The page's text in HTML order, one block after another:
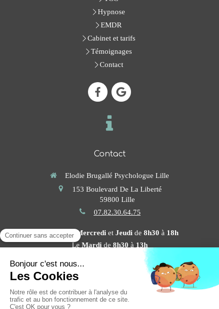
Hypnose
EMDR
Cabinet et tarifs
Témoignages
Contact
Contact
Elodie Brugallé Psychologue Lille
153 Boulevard De La Liberté
59800 Lille
07.82.30.64.75
LesLundi, Mercrediet Jeudide 8h30 à 18h
Le Mardide 8h30 à 13h